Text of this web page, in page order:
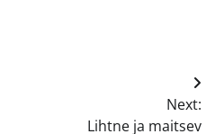
Next:
Lihtne ja maitsev